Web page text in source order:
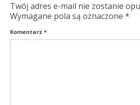
Twój adres e-mail nie zostanie
Wymagane pola są oznaczone *
Komentarz *